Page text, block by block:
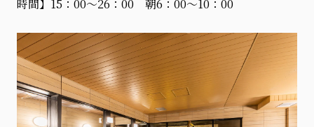
時間】15：00～26：00 朝6：00～10：00